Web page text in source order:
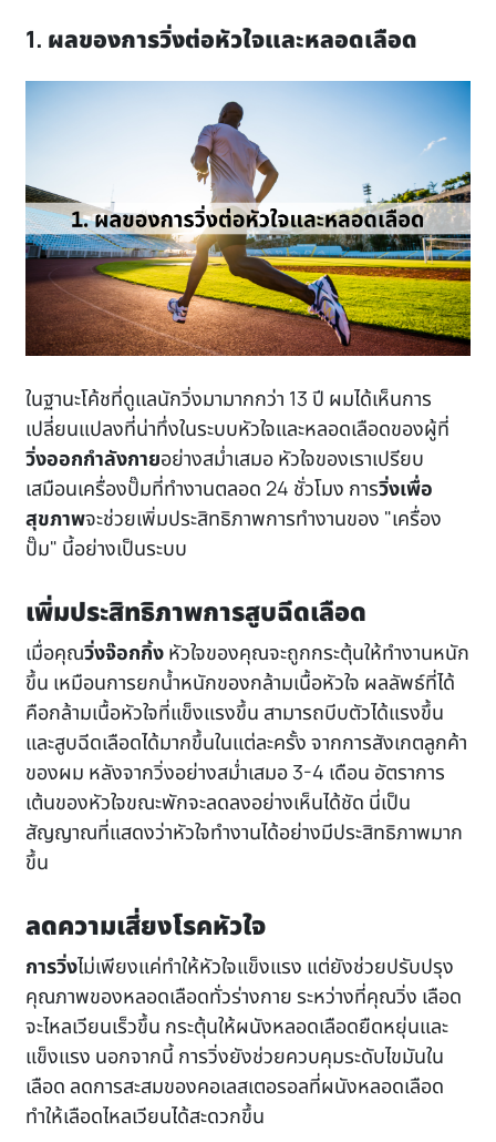
1. ผลของการวิ่งต่อหัวใจและหลอดเลือด
ในฐานะโค้ชที่ดูแลนักวิ่งมามากกว่า 13 ปี ผมได้เห็นการ
เปลี่ยนแปลงที่น่าทึ่งในระบบหัวใจและหลอดเลือดของผู้ที่
วิ่งออกกำลังกายอย่างสม่ำเสมอ หัวใจของเราเปรียบ
เสมือนเครื่องปั๊มที่ทำงานตลอด 24 ชั่วโมง การวิ่งเพื่อ
สุขภาพจะช่วยเพิ่มประสิทธิภาพการทำงานของ "เครื่อง
ปั๊ม" นี้อย่างเป็นระบบ
เพิ่มประสิทธิภาพการสูบฉีดเลือด
เมื่อคุณวิ่งจ๊อกกิ้ง หัวใจของคุณจะถูกกระตุ้นให้ทำงานหนัก
ขึ้น เหมือนการยกน้ำหนักของกล้ามเนื้อหัวใจ ผลลัพธ์ที่ได้
คือกล้ามเนื้อหัวใจที่แข็งแรงขึ้น สามารถบีบตัวได้แรงขึ้น
และสูบฉีดเลือดได้มากขึ้นในแต่ละครั้ง จากการสังเกตลูกค้า
ของผม หลังจากวิ่งอย่างสม่ำเสมอ 3-4 เดือน อัตราการ
เต้นของหัวใจขณะพักจะลดลงอย่างเห็นได้ชัด นี่เป็น
สัญญาณที่แสดงว่าหัวใจทำงานได้อย่างมีประสิทธิภาพมาก
ขึ้น
ลดความเสี่ยงโรคหัวใจ
การวิ่งไม่เพียงแค่ทำให้หัวใจแข็งแรง แต่ยังช่วยปรับปรุง
คุณภาพของหลอดเลือดทั่วร่างกาย ระหว่างที่คุณวิ่ง เลือด
จะไหลเวียนเร็วขึ้น กระตุ้นให้ผนังหลอดเลือดยืดหยุ่นและ
แข็งแรง นอกจากนี้ การวิ่งยังช่วยควบคุมระดับไขมันใน
เลือด ลดการสะสมของคอเลสเตอรอลที่ผนังหลอดเลือด
ทำให้เลือดไหลเวียนได้สะดวกขึ้น